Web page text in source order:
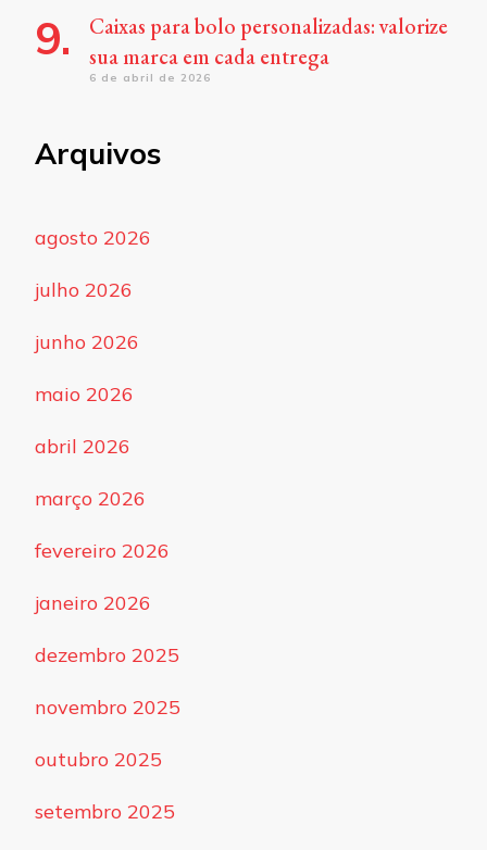
Caixas para bolo personalizadas: valorize
sua marca em cada entrega
6 de abril de 2026
Arquivos
agosto 2026
julho 2026
junho 2026
maio 2026
abril 2026
março 2026
fevereiro 2026
janeiro 2026
dezembro 2025
novembro 2025
outubro 2025
setembro 2025